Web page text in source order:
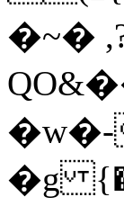
�~�
�g